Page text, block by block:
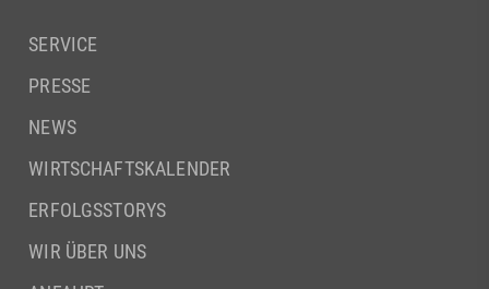
SERVICE
PRESSE
NEWS
WIRTSCHAFTSKALENDER
ERFOLGSSTORYS
WIR ÜBER UNS